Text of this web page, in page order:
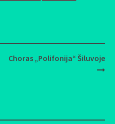
Choras „Polifonija“ Šiluvoje